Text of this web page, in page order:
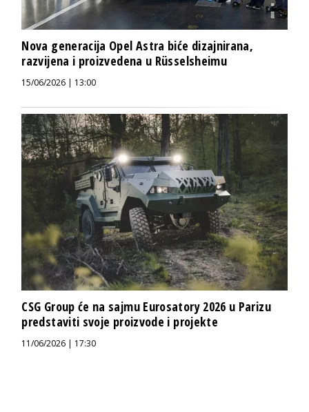
Nova generacija Opel Astra biće dizajnirana,
razvijena i proizvedena u Rüsselsheimu
15/06/2026 | 13:00
CSG Group će na sajmu Eurosatory 2026 u Parizu
predstaviti svoje proizvode i projekte
11/06/2026 | 17:30